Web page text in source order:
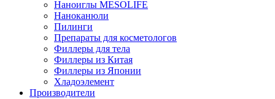
Наноиглы MESOLIFE
Наноканюли
Пилинги
Препараты для косметологов
Филлеры для тела
Филлеры из Китая
Филлеры из Японии
Хладоэлемент
Производители